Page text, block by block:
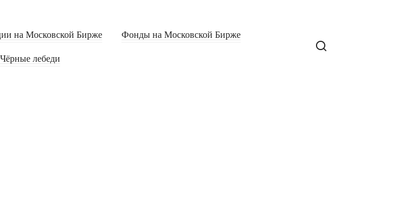
на Московской Бирже Фонды на Московской Бирже
Чёрные лебеди